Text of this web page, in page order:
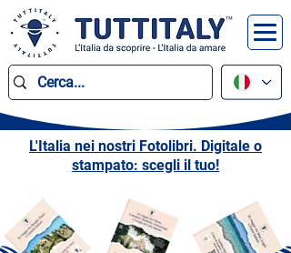
L'Italia nei nostri Fotolibri. Digitale o
stampato: scegli il tuo!